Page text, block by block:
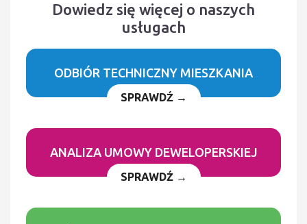
Dowiedz się więcej o naszych
usługach
ODBIÓR TECHNICZNY MIESZKANIA
SPRAWDŹ →
ANALIZA UMOWY DEWELOPERSKIEJ
SPRAWDŹ →